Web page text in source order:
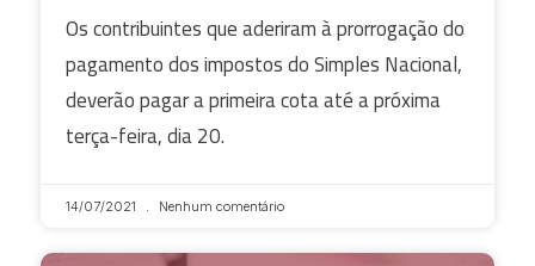
Os contribuintes que aderiram à prorrogação do
pagamento dos impostos do Simples Nacional,
deverão pagar a primeira cota até a próxima
terça-feira, dia 20.
14/07/2021 Nenhum comentário